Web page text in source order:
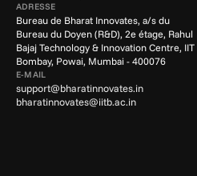
ADRESSE
Bureau de Bharat Innovates, a/s du
Bureau du Doyen (R&D), 2e étage, Rahul
Bajaj Technology & Innovation Centre, IIT
Bombay, Powai, Mumbai - 400076
E-MAIL
support@bharatinnovates.in
bharatinnovates@iitb.ac.in